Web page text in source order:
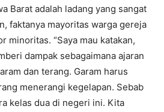
Barat adalah ladang yang sangat
faktanya mayoritas warga gereja
minoritas. “Saya mau katakan,
dampak sebagaimana ajaran
dan terang. Garam harus
menerangi kegelapan. Sebab
kelas dua di negeri ini. Kita